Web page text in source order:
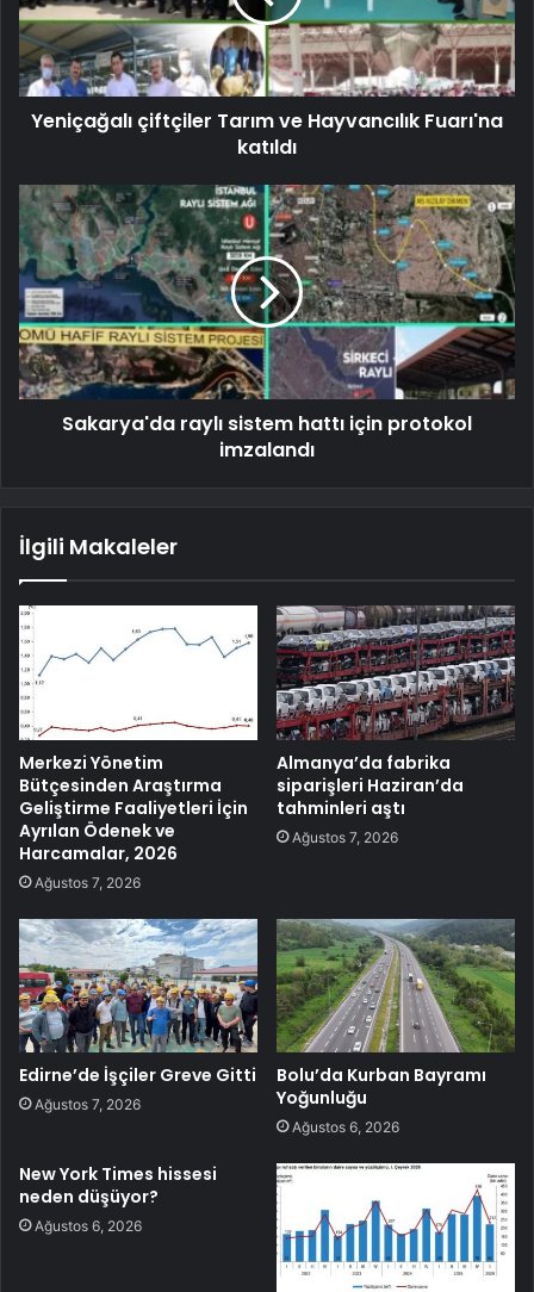
Yeniçağalı çiftçiler Tarım ve Hayvancılık Fuarı'na
katıldı
Sakarya'da raylı sistem hattı için protokol
imzalandı
İlgili Makaleler
Merkezi Yönetim
Bütçesinden Araştırma
Geliştirme Faaliyetleri İçin
Ayrılan Ödenek ve
Harcamalar, 2026
Ağustos 7, 2026
Almanya’da fabrika
siparişleri Haziran’da
tahminleri aştı
Ağustos 7, 2026
Edirne’de İşçiler Greve Gitti
Ağustos 7, 2026
Bolu’da Kurban Bayramı
Yoğunluğu
Ağustos 6, 2026
New York Times hissesi
neden düşüyor?
Ağustos 6, 2026